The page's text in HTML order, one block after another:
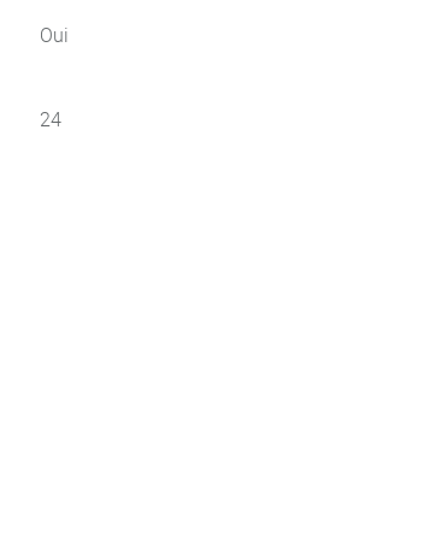
Oui
24